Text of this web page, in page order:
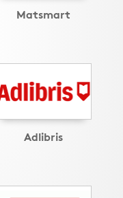
Matsmart
Adlibris